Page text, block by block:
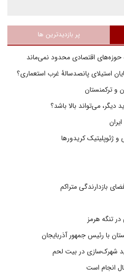
پر بازدیدترین ها
اقتصادی محدود نمی‌ماند
استیلای پانصدسالۀ غرب استعماری؟
و ترکمنستان
می‌تواند بالا باشد؟
ژئوپلیتیک کریدورها
بازدارندگی متراکم
تنگه هرمز
با رئیس جمهور آذربایجان
شهرک‌سازی در بیت‌ لحم
انجام است